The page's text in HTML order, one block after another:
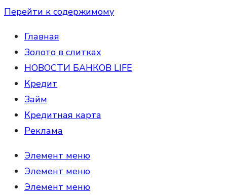
Перейти к содержимому
Главная
Золото в слитках
НОВОСТИ БАНКОВ LIFE
Кредит
Займ
Кредитная карта
Реклама
Элемент меню
Элемент меню
Элемент меню